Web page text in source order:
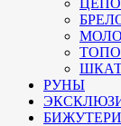
РУНЫ